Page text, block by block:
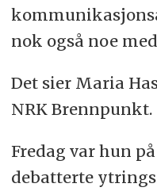
nok også noe
Det sier Maria
NRK Brennpunkt.
Fredag var hun
debatterte